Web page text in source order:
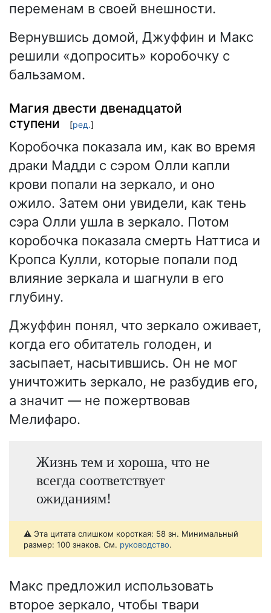
переменам в своей внешности.
Вернувшись домой, Джуффин и Макс
решили «допросить» коробочку с
бальзамом.
Магия двести двенадцатой
ступени
[ред.]
Коробочка показала им, как во время
драки Мадди с сэром Олли капли
крови попали на зеркало, и оно
ожило. Затем они увидели, как тень
сэра Олли ушла в зеркало. Потом
коробочка показала смерть Наттиса и
Кропса Кулли, которые попали под
влияние зеркала и шагнули в его
глубину.
Джуффин понял, что зеркало оживает,
когда его обитатель голоден, и
засыпает, насытившись. Он не мог
уничтожить зеркало, не разбудив его,
а значит — не пожертвовав
Мелифаро.
Жизнь тем и хороша, что не
всегда соответствует
ожиданиям!
⚠️ Эта цитата слишком короткая: 58 зн. Минимальный
размер: 100 знаков. См. руководство.
Макс предложил использовать
второе зеркало, чтобы твари